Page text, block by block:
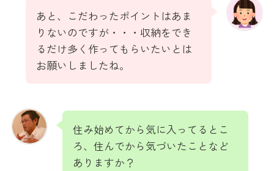
あと、こだわったポイントはあま
りないのですが・・・収納をでき
るだけ多く作ってもらいたいとは
お願いしましたね。
住み始めてから気に入ってるとこ
ろ、住んでから気づいたことなど
ありますか？